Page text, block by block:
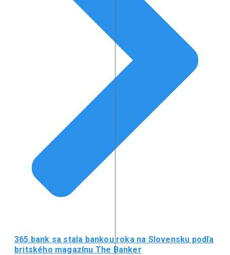
365.bank sa stala bankou roka na Slovensku podľa
britského magazínu The Banker